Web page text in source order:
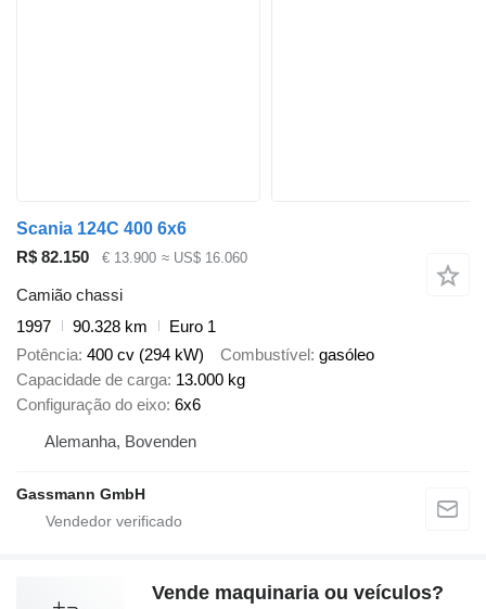
Scania 124C 400 6x6
R$ 82.150
€ 13.900 ≈ US$ 16.060
Camião chassi
1997
90.328 km
Euro 1
Potência 400 cv (294 kW) Combustível gasóleo
Capacidade de carga 13.000 kg
Configuração do eixo 6x6
Alemanha, Bovenden
Gassmann GmbH
Vende maquinaria ou veículos?